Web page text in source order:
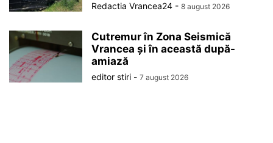
Redactia Vrancea24 - 8 august 2026
Cutremur în Zona Seismică
Vrancea și în această după-
amiază
editor stiri - 7 august 2026